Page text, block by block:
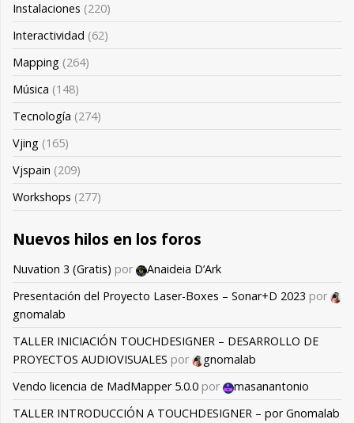
Instalaciones (220)
Interactividad (62)
Mapping (264)
Música (148)
Tecnología (274)
Vjing (165)
Vjspain (209)
Workshops (277)
Nuevos hilos en los foros
Nuvation 3 (Gratis) por
Anaideia D’Ark
Presentación del Proyecto Laser-Boxes – Sonar+D 2023 por
gnomalab
TALLER INICIACIÓN TOUCHDESIGNER – DESARROLLO DE
PROYECTOS AUDIOVISUALES por
gnomalab
Vendo licencia de MadMapper 5.0.0 por
masanantonio
TALLER INTRODUCCIÓN A TOUCHDESIGNER – por Gnomalab